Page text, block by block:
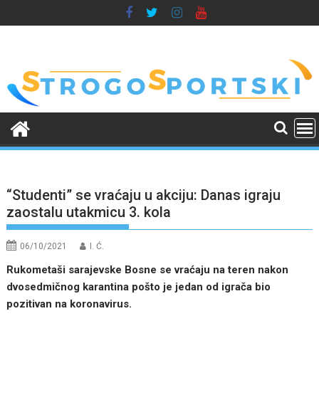
to
“Studenti” se vraćaju u akciju: Danas igraju
zaostalu utakmicu 3. kola
06/10/2021 I. Ć.
Rukometaši sarajevske Bosne se vraćaju na teren nakon
dvosedmičnog karantina pošto je jedan od igrača bio
pozitivan na koronavirus.